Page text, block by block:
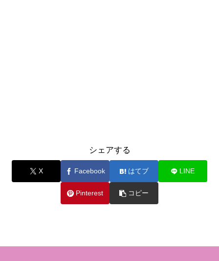
シェアする
X Facebook はてブ LINE
Pinterest コピー